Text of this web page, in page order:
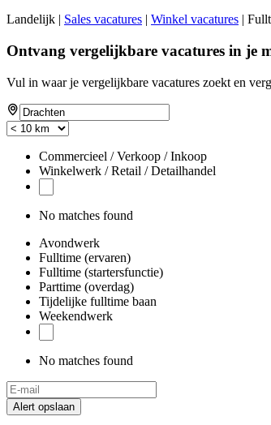
Landelijk | Sales vacatures | Winkel vacatures |
Ontvang vergelijkbare vacatures in je
Vul in waar je vergelijkbare vacatures zoekt en
Commercieel / Verkoop / Inkoop
Winkelwerk / Retail / Detailhandel
No matches found
Avondwerk
Fulltime (ervaren)
Fulltime (startersfunctie)
Parttime (overdag)
Tijdelijke fulltime baan
Weekendwerk
No matches found
Alert opslaan